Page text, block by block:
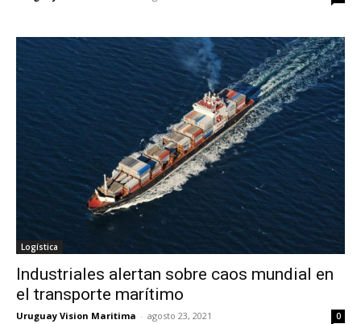
Logística
Industriales alertan sobre caos mundial en
el transporte marítimo
Uruguay Vision Maritima - agosto 23, 2021 0